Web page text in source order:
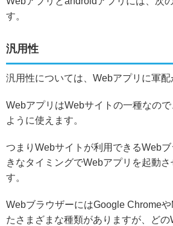
す。
汎用性
汎用性については、Webアプリに軍配
WebアプリはWebサイトの一種なの
ように使えます。
つまりWebサイトが利用できるWeb
きなタイミングでWebアプリを起動
す。
WebブラウザーにはGoogle Chrome
たさまざまな種類がありますが、ど